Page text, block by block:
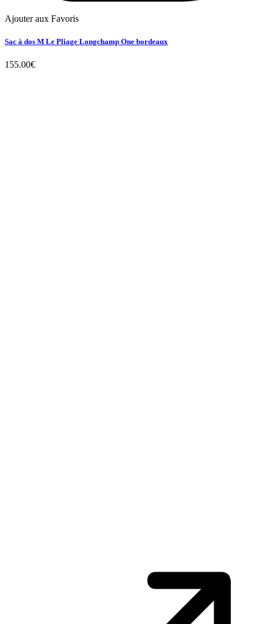
Ajouter aux Favoris
Sac à dos M Le Pliage Longchamp One bordeaux
155.00€